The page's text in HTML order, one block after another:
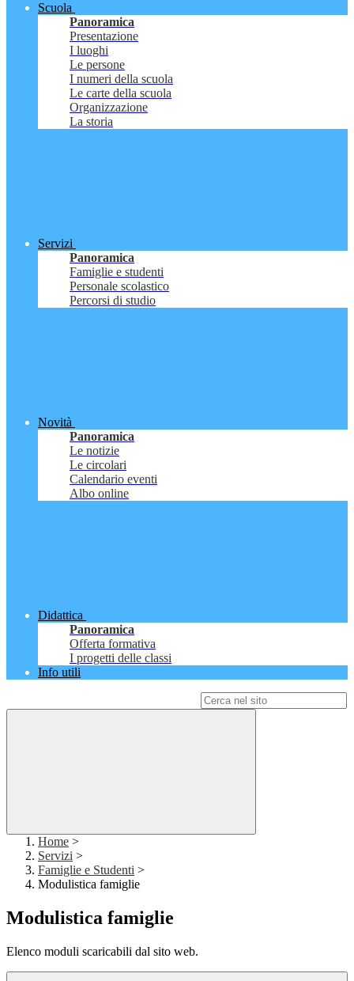
Scuola
Panoramica
Presentazione
I luoghi
Le persone
I numeri della scuola
Le carte della scuola
Organizzazione
La storia
Servizi
Panoramica
Famiglie e studenti
Personale scolastico
Percorsi di studio
Novità
Panoramica
Le notizie
Le circolari
Calendario eventi
Albo online
Didattica
Panoramica
Offerta formativa
I progetti delle classi
Info utili
Home >
Servizi >
Famiglie e Studenti >
Modulistica famiglie
Modulistica famiglie
Elenco moduli scaricabili dal sito web.